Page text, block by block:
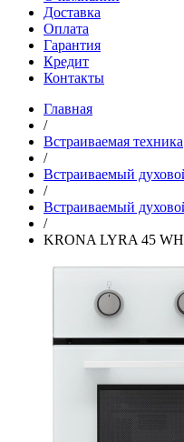
Доставка
Оплата
Гарантия
Кредит
Контакты
Главная
/
Встраиваемая техника
/
Встраиваемый
/
Встраиваемый
/
KRONA LYRA 45